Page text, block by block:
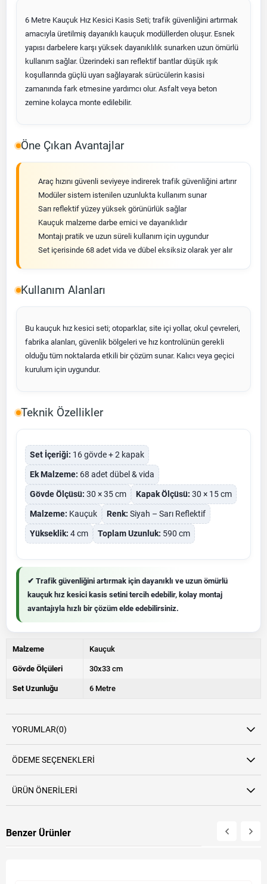
6 Metre Kauçuk Hız Kesici Kasis Seti; trafik güvenliğini artırmak
amacıyla üretilmiş dayanıklı kauçuk modüllerden oluşur. Esnek
yapısı darbelere karşı yüksek dayanıklılık sunarken uzun ömürlü
kullanım sağlar. Üzerindeki sarı reflektif bantlar düşük ışık
koşullarında güçlü uyarı sağlayarak sürücülerin kasisi
zamanında fark etmesine yardımcı olur. Asfalt veya beton
zemine kolayca monte edilebilir.
Öne Çıkan Avantajlar
Araç hızını güvenli seviyeye indirerek trafik güvenliğini artırır
Modüler sistem istenilen uzunlukta kullanım sunar
Sarı reflektif yüzey yüksek görünürlük sağlar
Kauçuk malzeme darbe emici ve dayanıklıdır
Montajı pratik ve uzun süreli kullanım için uygundur
Set içerisinde 68 adet vida ve dübel eksiksiz olarak yer alır
Kullanım Alanları
Bu kauçuk hız kesici seti; otoparklar, site içi yollar, okul çevreleri,
fabrika alanları, güvenlik bölgeleri ve hız kontrolünün gerekli
olduğu tüm noktalarda etkili bir çözüm sunar. Kalıcı veya geçici
kurulum için uygundur.
Teknik Özellikler
Set İçeriği: 16 gövde + 2 kapak
Ek Malzeme: 68 adet dübel & vida
Gövde Ölçüsü: 30 × 35 cm Kapak Ölçüsü: 30 × 15 cm
Malzeme: Kauçuk Renk: Siyah – Sarı Reflektif
Yükseklik: 4 cm Toplam Uzunluk: 590 cm
✔ Trafik güvenliğini artırmak için dayanıklı ve uzun ömürlü
kauçuk hız kesici kasis setini tercih edebilir, kolay montaj
avantajıyla hızlı bir çözüm elde edebilirsiniz.
Malzeme Kauçuk
Gövde Ölçüleri 30x33 cm
Set Uzunluğu 6 Metre
YORUMLAR(0)
ÖDEME SEÇENEKLERI
ÜRÜN ÖNERILERI
Benzer Ürünler